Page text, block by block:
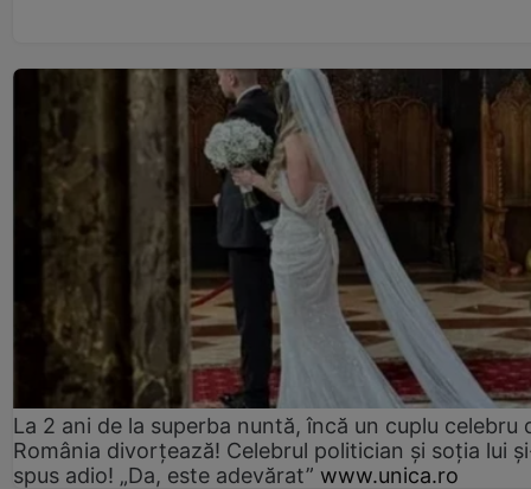
La 2 ani de la superba nuntă, încă un cuplu celebru
România divorțează! Celebrul politician și soția lui
spus adio! „Da, este adevărat” www.unica.ro